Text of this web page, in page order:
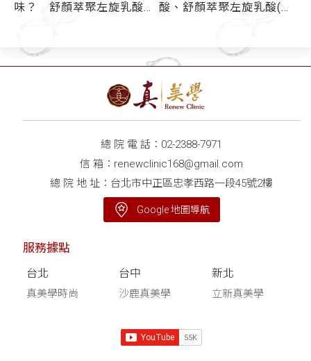
味？ 舒顏萃聚左旋乳酸
注射適用部位懶人包
酸、舒顏萃聚左旋乳酸(俗
總 院 電 話： 02-2388-7971
信 箱： renewclinic168@gmail.com
總 院 地 址：台北市中正區忠孝西路一段45號2樓
Google 地圖導航
服務據點
台北
真美學時尚
台中
沙鹿真美學
新北
立新真美學